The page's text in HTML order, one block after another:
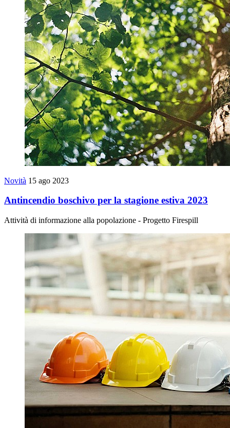
Novità 15 ago 2023
Antincendio boschivo per la stagione estiva 2023
Attività di informazione alla popolazione - Progetto Firespill